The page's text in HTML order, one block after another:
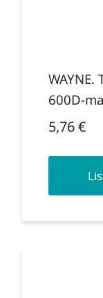
600D-
5,76€